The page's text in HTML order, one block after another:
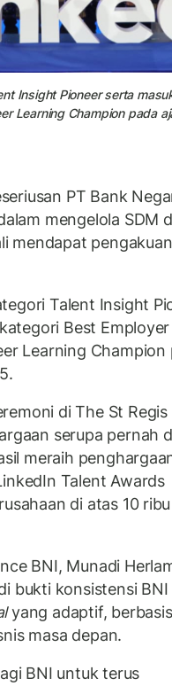
Insight Pioneer serta
Learning Champion pada
PT Bank
mengelola SDM
mendapat pengakuan
Talent Insight
Best Employer
Learning Champion
di The St Regis
serupa pernah
meraih
Talent Awards
di atas 10 ribu
BNI, Munadi
bukti konsistensi BNI
yang adaptif,
masa depan.
BNI untuk terus